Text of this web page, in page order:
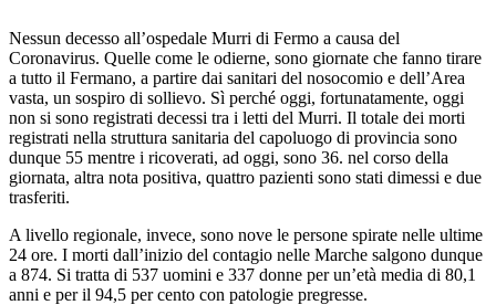
Nessun decesso all’ospedale Murri di Fermo a causa del
Coronavirus. Quelle come le odierne, sono giornate che fanno tirare
a tutto il Fermano, a partire dai sanitari del nosocomio e dell’Area
vasta, un sospiro di sollievo. Sì perché oggi, fortunatamente, oggi
non si sono registrati decessi tra i letti del Murri. Il totale dei morti
registrati nella struttura sanitaria del capoluogo di provincia sono
dunque 55 mentre i ricoverati, ad oggi, sono 36. nel corso della
giornata, altra nota positiva, quattro pazienti sono stati dimessi e due
trasferiti.
A livello regionale, invece, sono nove le persone spirate nelle ultime
24 ore. I morti dall’inizio del contagio nelle Marche salgono dunque
a 874. Si tratta di 537 uomini e 337 donne per un’età media di 80,1
anni e per il 94,5 per cento con patologie pregresse.